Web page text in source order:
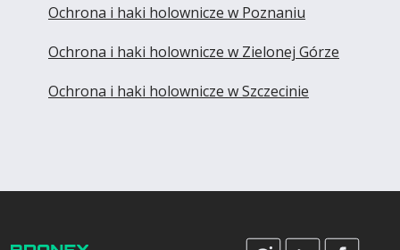
Ochrona i haki holownicze w Poznaniu
Ochrona i haki holownicze w Zielonej Górze
Ochrona i haki holownicze w Szczecinie